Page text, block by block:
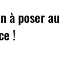
à poser au
!